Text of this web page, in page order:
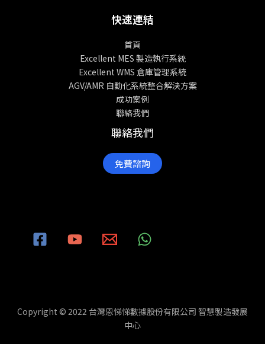
快速連結
首頁
Excellent MES 製造執行系統
Excellent WMS 倉庫管理系統
AGV/AMR 自動化系統整合解決方案
成功案例
聯絡我們
聯絡我們
免費諮詢
Copyright © 2022 台灣恩悌悌數據股份有限公司 智慧製造發展
中心